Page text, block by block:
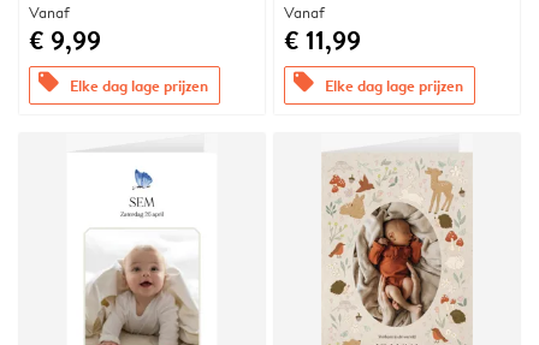
Vanaf
€ 9,99
offers Elke dag lage prijzen
Vanaf
€ 11,99
offers Elke dag lage prijzen